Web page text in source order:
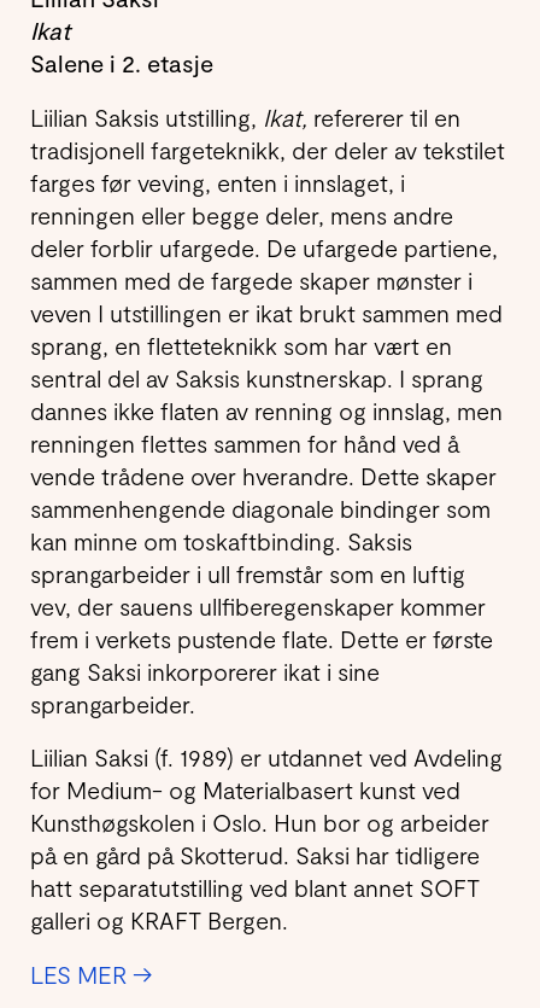
Ikat
Salene i 2. etasje
Liilian Saksis utstilling, Ikat, refererer til en
tradisjonell fargeteknikk, der deler av tekstilet
farges før veving, enten i innslaget, i
renningen eller begge deler, mens andre
deler forblir ufargede. De ufargede partiene,
sammen med de fargede skaper mønster i
veven I utstil­lingen er ikat brukt sammen med
sprang, en fletteteknikk som har vært en
sentral del av Saksis kunstnerskap. I sprang
dannes ikke flaten av renning og innslag, men
renningen flettes sammen for hånd ved å
vende trådene over hverandre. Dette skaper
sammenhengende diagonale bindinger som
kan minne om toskaftbinding. Saksis
sprangarbeider i ull fremstår som en luftig
vev, der sauens ullfiberegenskaper kommer
frem i verkets pustende flate. Dette er første
gang Saksi inkorporerer ikat i sine
sprangarbeider.
Liilian Saksi (f. 1989) er utdannet ved Avdeling
for Medium- og Materialbasert kunst ved
Kunsthøgskolen i Oslo. Hun bor og arbeider
på en gård på Skotterud. Saksi har tidligere
hatt separatutstilling ved blant annet SOFT
galleri og KRAFT Bergen.
LES MER →